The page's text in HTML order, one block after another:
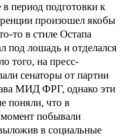
период подготовки к
произошел якобы
то в стиле Остапа
под лошадь и отделался
того, на пресс-
сенаторы от партии
МИД ФРГ, однако эти
поняли, что в
побывали
в социальные